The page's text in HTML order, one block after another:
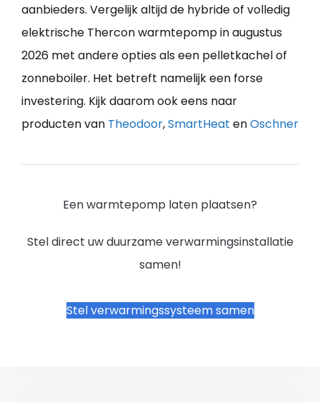
aanbieders. Vergelijk altijd de hybride of volledig
elektrische Thercon warmtepomp in augustus
2026 met andere opties als een pelletkachel of
zonneboiler. Het betreft namelijk een forse
investering. Kijk daarom ook eens naar
producten van Theodoor,SmartHeat enOschner
Een warmtepomp laten plaatsen?
Stel direct uw duurzame verwarmingsinstallatie
samen!
Stel verwarmingssysteem samen